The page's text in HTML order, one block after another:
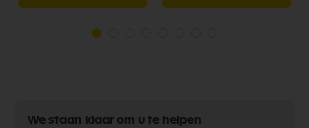
We staan klaar om u te helpen